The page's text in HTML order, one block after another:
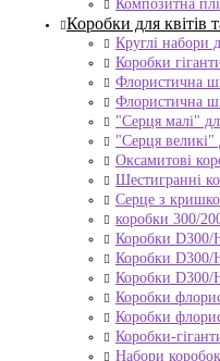
Композитна
Коробки для квітів
Круглі набори
Коробки
Флористична
Флористична
"Серця малі"
"Серця
Оксамитові
Шестигранні
Серце з
коробки 300/
Коробки D300/
Коробки D300/
Коробки D300/
Коробки
Коробки
Коробки-
Набори